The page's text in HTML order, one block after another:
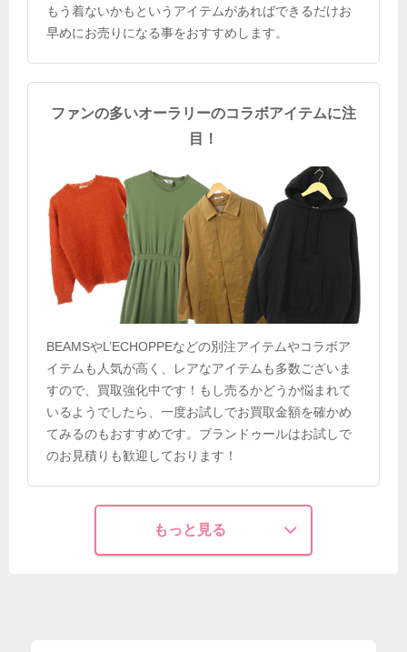
もう着ないかもというアイテムがあればできるだけお
早めにお売りになる事をおすすめします。
ファンの多いオーラリーのコラボアイテムに注
目！
BEAMSやL’ECHOPPEなどの別注アイテムやコラボア
イテムも人気が高く、レアなアイテムも多数ございま
すので、買取強化中です！もし売るかどうか悩まれて
いるようでしたら、一度お試しでお買取金額を確かめ
てみるのもおすすめです。ブランドゥールはお試しで
のお見積りも歓迎しております！
もっと見る